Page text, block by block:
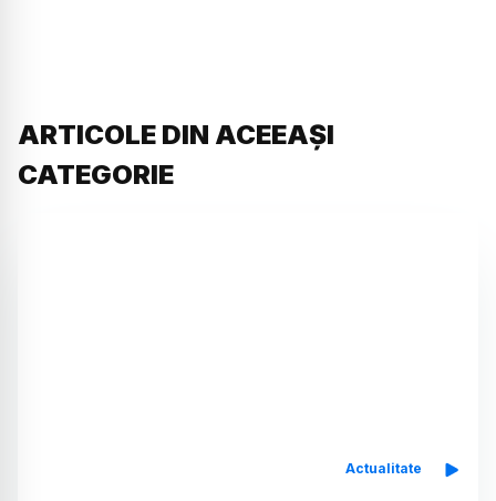
ARTICOLE DIN ACEEAȘI
CATEGORIE
Actualitate